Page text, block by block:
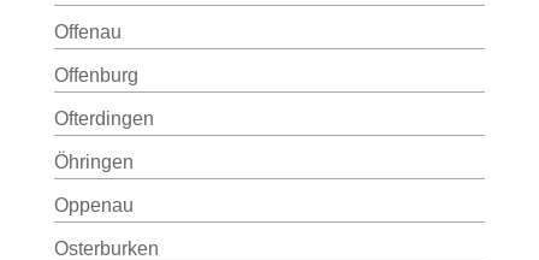
Offenau
Offenburg
Ofterdingen
Öhringen
Oppenau
Osterburken